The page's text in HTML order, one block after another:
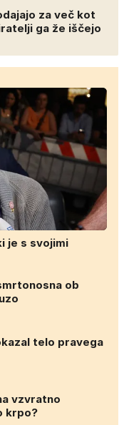
za več kot
ga že iščejo
je s svojimi
ob
telo pravega
vzvratno
krpo?